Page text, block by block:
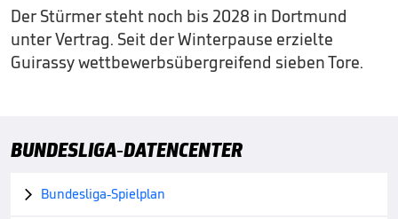
Der Stürmer steht noch bis 2028 in Dortmund
unter Vertrag. Seit der Winterpause erzielte
Guirassy wettbewerbsübergreifend sieben Tore.
BUNDESLIGA-DATENCENTER
 Bundesliga-Spielplan